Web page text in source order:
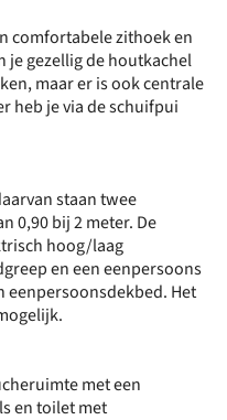
comfortabele zithoek en
je gezellig de houtkachel
maar er is ook centrale
heb je via de schuifpui
staan twee
0,90 bij 2 meter. De
hoog/laag
en een eenpersoons
eenpersoonsdekbed. Het
met een
en toilet met